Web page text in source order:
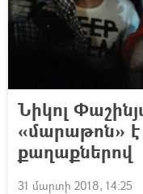
Նիկոլ
«մարաթոն»
քաղաքներով
31 մարտի 2018, 14:25